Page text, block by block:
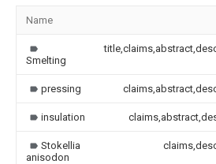
Name
Smelting
pressing
insulation
Stokellia
anisodon